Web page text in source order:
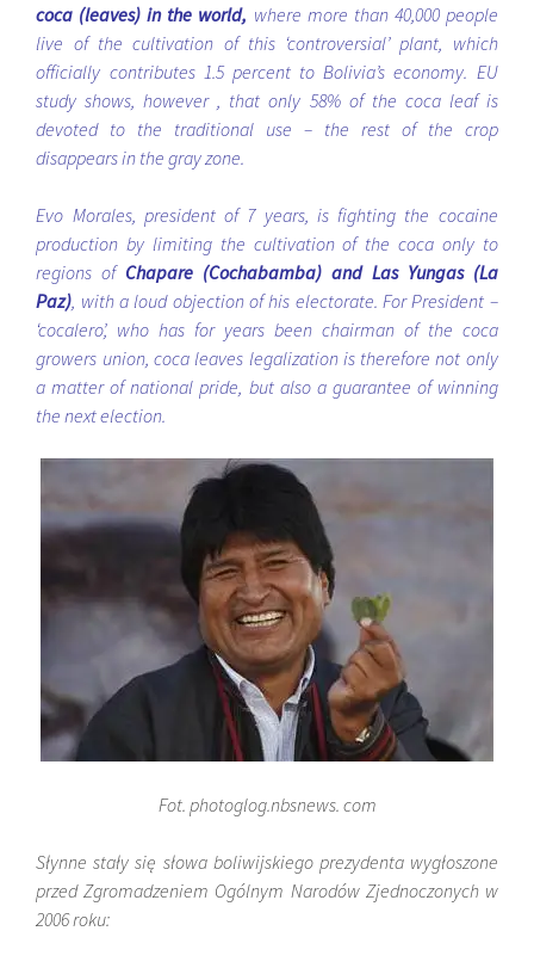
coca (leaves) in the world, where more than 40,000 people
live of the cultivation of this ‘controversial’ plant, which
officially contributes 1.5 percent to Bolivia’s economy. EU
study shows, however , that only 58% of the coca leaf is
devoted to the traditional use – the rest of the crop
disappears in the gray zone.
Evo Morales, president of 7 years, is fighting the cocaine
production by limiting the cultivation of the coca only to
regions of Chapare (Cochabamba) and Las Yungas (La
Paz), with a loud objection of his electorate. For President –
‘cocalero’, who has for years been chairman of the coca
growers union, coca leaves legalization is therefore not only
a matter of national pride, but also a guarantee of winning
the next election.
Fot. photoglog.nbsnews. com
Słynne stały się słowa boliwijskiego prezydenta wygłoszone
przed Zgromadzeniem Ogólnym Narodów Zjednoczonych w
2006 roku: